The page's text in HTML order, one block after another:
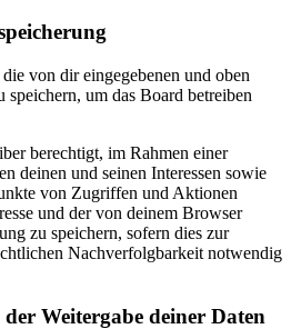
von dir eingegebenen und oben
speichern, um das Board betreiben
berechtigt, im Rahmen einer
deinen und seinen Interessen sowie
von Zugriffen und Aktionen
und der von deinem Browser
zu speichern, sofern dies zur
Nachverfolgbarkeit notwendig
Weitergabe deiner Daten